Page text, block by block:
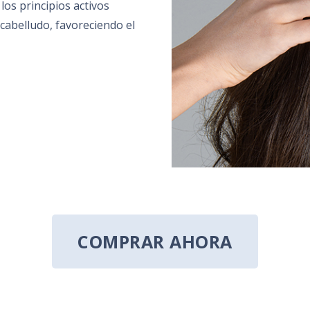
principios activos
favoreciendo el
COMPRAR AHORA